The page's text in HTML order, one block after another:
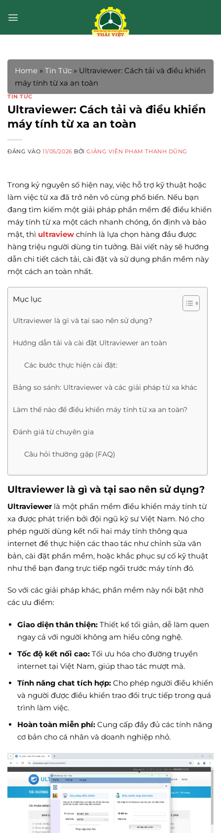
qua
Home » Tin Tức » Ultraviewer: Cách tải và điều khiển
máy tính từ xa an toàn
TIN TỨC
Ultraviewer: Cách tải và điều khiển
máy tính từ xa an toàn
ĐĂNG VÀO11/05/2026 BỞIGIẢNG VIÊN PHẠM THANH DŨNG
Trong kỷ nguyên số hiện nay, việc hỗ trợ kỹ thuật hoặc
làm việc từ xa đã trở nên vô cùng phổ biến. Nếu bạn
đang tìm kiếm một giải pháp phần mềm để điều khiển
máy tính từ xa một cách nhanh chóng, ổn định và bảo
mật, thì ultraview chính là lựa chọn hàng đầu được
hàng triệu người dùng tin tưởng. Bài viết này sẽ hướng
dẫn chi tiết cách tải, cài đặt và sử dụng phần mềm này
một cách an toàn nhất.
Mục lục
Ultraviewer là gì và tại sao nên sử dụng?
Hướng dẫn tải và cài đặt Ultraviewer an toàn
Các bước thực hiện cài đặt:
Bảng so sánh: Ultraviewer và các giải pháp từ xa khác
Làm thế nào để điều khiển máy tính từ xa an toàn?
Đánh giá từ chuyên gia
Câu hỏi thường gặp (FAQ)
Ultraviewer là gì và tại sao nên sử dụng?
Ultraviewerlà một phần mềm điều khiển máy tính từ
xa được phát triển bởi đội ngũ kỹ sư Việt Nam. Nó cho
phép người dùng kết nối hai máy tính thông qua
internet để thực hiện các thao tác như chỉnh sửa văn
bản, cài đặt phần mềm, hoặc khắc phục sự cố kỹ thuật
như thể bạn đang trực tiếp ngồi trước máy tính đó.
So với các giải pháp khác, phần mềm này nổi bật nhờ
các ưu điểm:
Giao diện thân thiện:Thiết kế tối giản, dễ làm quen
ngay cả với người không am hiểu công nghệ.
Tốc độ kết nối cao:Tối ưu hóa cho đường truyền
internet tại Việt Nam, giúp thao tác mượt mà.
Tính năng chat tích hợp:Cho phép người điều khiển
và người được điều khiển trao đổi trực tiếp trong quá
trình làm việc.
Hoàn toàn miễn phí:Cung cấp đầy đủ các tính năng
cơ bản cho cá nhân và doanh nghiệp nhỏ.